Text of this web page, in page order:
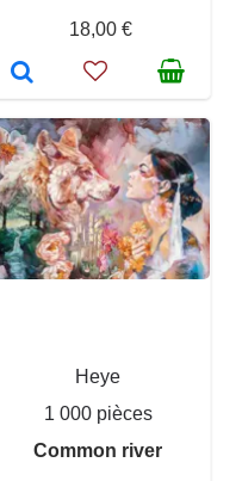
18,00 €
Heye
1 000 pièces
Common river